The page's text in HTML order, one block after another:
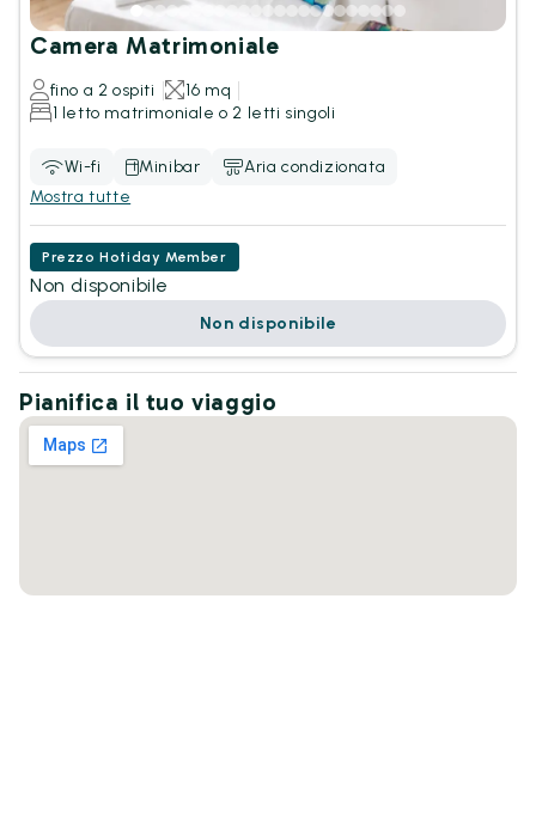
Camera Matrimoniale
fino a 2 ospiti
16 mq
1 letto matrimoniale o 2 letti singoli
Wi-fi Minibar
Aria condizionata
Mostra tutte
Prezzo Hotiday Member
Non disponibile
Non disponibile
Pianifica il tuo viaggio